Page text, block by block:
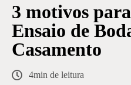
3 motivos
Ensaio de
Casamento
4min de leitura